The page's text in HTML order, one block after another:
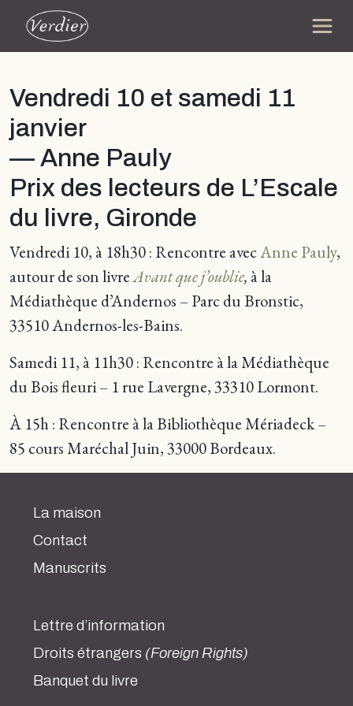
Vendredi 10 et samedi 11
janvier
— Anne Pauly
Prix des lecteurs de L’Escale
du livre, Gironde
Vendredi 10, à 18h30 : Rencontre avecAnne Pauly,
autour de son livreAvant que j’oublie, à la
Médiathèque d’Andernos – Parc du Bronstic,
33510 Andernos-les-Bains.
Samedi 11, à 11h30 : Rencontre à la Médiathèque
du Bois fleuri – 1 rue Lavergne, 33310 Lormont.
À 15h : Rencontre à la Bibliothèque Mériadeck –
85 cours Maréchal Juin, 33000 Bordeaux.
La maison
Contact
Manuscrits
Lettre d’information
Droits étrangers (Foreign Rights)
Banquet du livre